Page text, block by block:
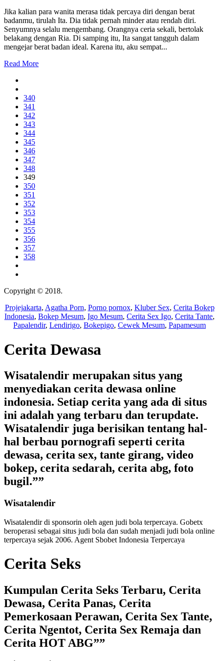
Jika kalian para wanita merasa tidak percaya diri dengan berat
badanmu, tirulah Ita. Dia tidak pernah minder atau rendah diri.
Senyumnya selalu mengembang. Orangnya ceria sekali, bertolak
belakang dengan Ria. Di samping itu, Ita sangat tangguh dalam
mengejar berat badan ideal. Karena itu, aku sempat...
Read More
340
341
342
343
344
345
346
347
348
349
350
351
352
353
354
355
356
357
358
Copyright © 2018.
Projejakarta, Agatha Porn, Porno pornox, Kluber Sex, Cerita Bokep
Indonesia, Bokep Mesum, Igo Mesum, Cerita Sex Igo, Cerita Tante,
Papalendir, Lendirigo, Bokepigo, Cewek Mesum, Papamesum
Cerita Dewasa
Wisatalendir merupakan situs yang
menyediakan cerita dewasa online
indonesia. Setiap cerita yang ada di situs
ini adalah yang terbaru dan terupdate.
Wisatalendir juga berisikan tentang hal-
hal berbau pornografi seperti cerita
dewasa, cerita sex, tante girang, video
bokep, cerita sedarah, cerita abg, foto
bugil.””
Wisatalendir
Wisatalendir di sponsorin oleh agen judi bola terpercaya. Gobetx
beroperasi sebagai situs judi bola dan sudah menjadi judi bola online
terpercaya sejak 2006. Agent Sbobet Indonesia Terpercaya
Cerita Seks
Kumpulan Cerita Seks Terbaru, Cerita
Dewasa, Cerita Panas, Cerita
Pemerkosaan Perawan, Cerita Sex Tante,
Cerita Ngentot, Cerita Sex Remaja dan
Cerita HOT ABG””